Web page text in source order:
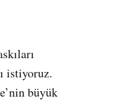
istiyoruz.
büyük